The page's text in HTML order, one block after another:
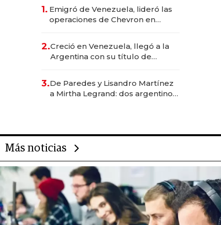
1. Emigró de Venezuela, lideró las
operaciones de Chevron en
2.Creció en Venezuela, llegó a la
Argentina con su título de
las marcas "fast premium"
3.De Paredes y Lisandro Martínez
a Mirtha Legrand: dos argentinos
Más noticias